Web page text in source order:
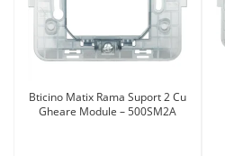
Bticino Matix Rama Suport 2 Cu
Gheare Module – 500SM2A